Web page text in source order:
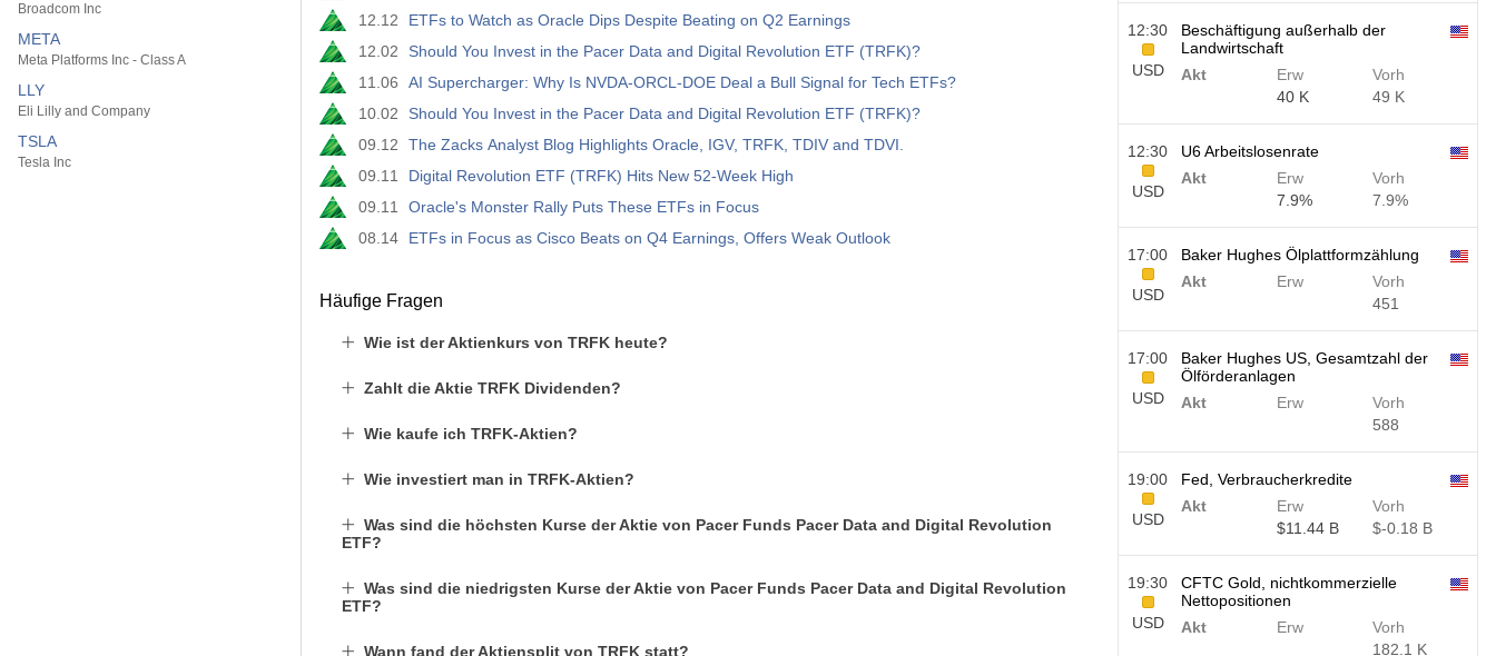
Broadcom Inc
META
Meta Platforms Inc - Class A
LLY
Eli Lilly and Company
TSLA
Tesla Inc
12.12
ETFs to Watch as Oracle Dips Despite Beating on Q2 Earnings
12.02
Should You Invest in the Pacer Data and Digital Revolution ETF (TRFK)?
11.06
AI Supercharger: Why Is NVDA-ORCL-DOE Deal a Bull Signal for Tech ETFs?
10.02
Should You Invest in the Pacer Data and Digital Revolution ETF (TRFK)?
09.12
The Zacks Analyst Blog Highlights Oracle, IGV, TRFK, TDIV and TDVI.
09.11
Digital Revolution ETF (TRFK) Hits New 52-Week High
09.11
Oracle's Monster Rally Puts These ETFs in Focus
08.14
ETFs in Focus as Cisco Beats on Q4 Earnings, Offers Weak Outlook
Häufige Fragen
Wie ist der Aktienkurs von TRFK heute?
Zahlt die Aktie TRFK Dividenden?
Wie kaufe ich TRFK-Aktien?
Wie investiert man in TRFK-Aktien?
Was sind die höchsten Kurse der Aktie von Pacer Funds Pacer Data and Digital Revolution
ETF?
Was sind die niedrigsten Kurse der Aktie von Pacer Funds Pacer Data and Digital Revolution
ETF?
Wann fand der Aktiensplit von TRFK statt?
12:30
USD
Beschäftigung außerhalb der
Landwirtschaft
Akt
Erw
40 K
Vorh
49 K
12:30
USD
U6 Arbeitslosenrate
Akt
Erw
7.9%
Vorh
7.9%
17:00
USD
Baker Hughes Ölplattformzählung
Akt
Erw
Vorh
451
17:00
USD
Baker Hughes US, Gesamtzahl der
Ölförderanlagen
Akt
Erw
Vorh
588
19:00
USD
Fed, Verbraucherkredite
Akt
Erw
$​11.44 B
Vorh
$​-0.18 B
19:30
USD
CFTC Gold, nichtkommerzielle
Nettopositionen
Akt
Erw
Vorh
182.1 K